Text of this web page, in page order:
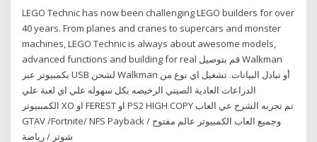
LEGO Technic has now been challenging LEGO builders for over
40 years. From planes and cranes to supercars and monster
machines, LEGO Technic is always about awesome models,
advanced functions and building for real قم بتوصيل Walkman
بكمبيوتر عبر USB لشحن Walkman أو تبادل البيانات. تشغيل اي نوع من
الدراعات العادية الصيني الرخيصه بكل سهوله علي اي لعبة علي
الكمببيوتر XO او FEREST او PS2 HIGH COPY تم تجربه الشرح عي العاب
GTAV /Fortnite/ NFS Payback وجميع العاب الكمبيوتر عالم مفتوح /
شوتر / رياضة